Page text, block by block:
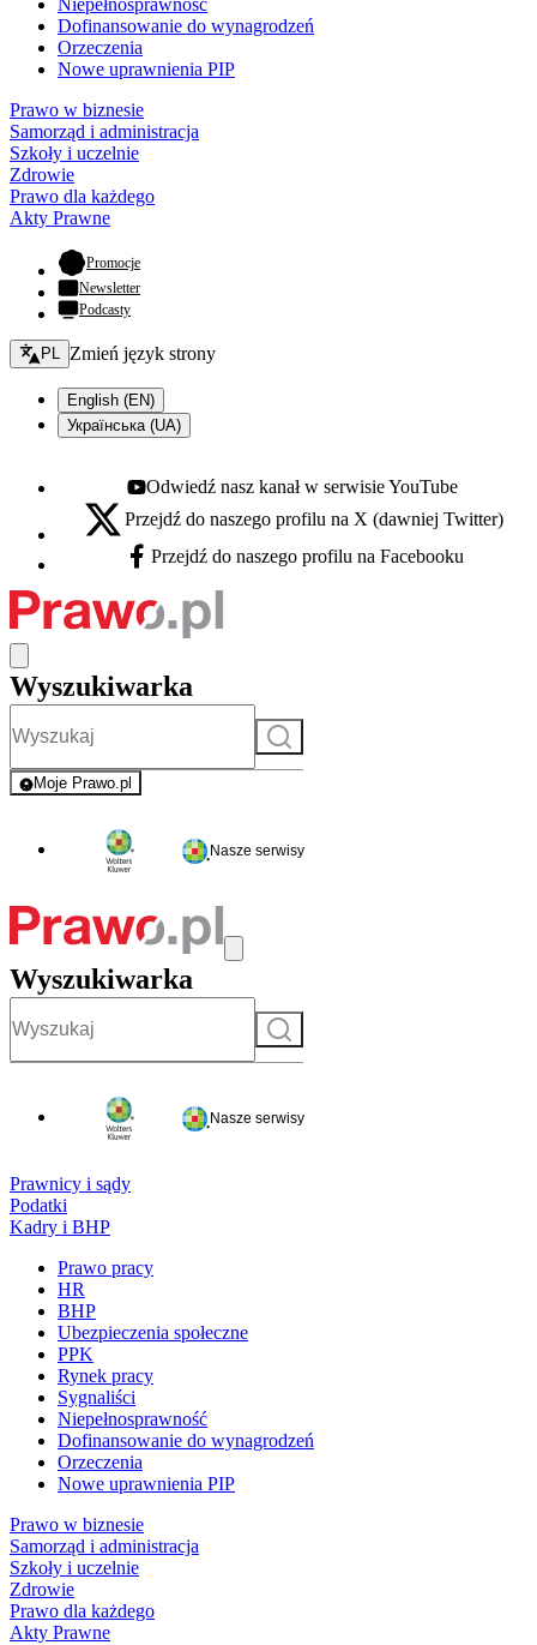
Niepełnosprawność
Dofinansowanie do wynagrodzeń
Orzeczenia
Nowe uprawnienia PIP
Prawo w biznesie
Samorząd i administracja
Szkoły i uczelnie
Zdrowie
Prawo dla każdego
Akty Prawne
Promocje- otwiera się w nowej karcie
Newsletter
Podcasty
Zmień język - bieżący:
PL Zmień język strony
English (EN)
Українська (UA)
Youtube - otwiera się w nowej karcie
Odwiedź nasz kanał w serwisie YouTube
X - otwiera się w nowej karcie
Przejdź do naszego profilu na X (dawniej Twitter)
Facebook - otwiera się w nowej karcie
Przejdź do naszego profilu na Facebooku
Wyszukiwarka
Szukaj
Moje Prawo.pl
- rejestracja i logowanie do serwisu
Nasze serwisy
Wyszukiwarka
Szukaj
Nasze serwisy
Prawnicy i sądy
Podatki
Kadry i BHP
Prawo pracy
HR
BHP
Ubezpieczenia społeczne
PPK
Rynek pracy
Sygnaliści
Niepełnosprawność
Dofinansowanie do wynagrodzeń
Orzeczenia
Nowe uprawnienia PIP
Prawo w biznesie
Samorząd i administracja
Szkoły i uczelnie
Zdrowie
Prawo dla każdego
Akty Prawne